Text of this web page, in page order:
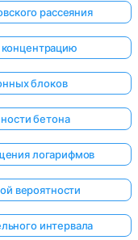
рассеяния
блоков
бетона
логарифмов
вероятности
интервала